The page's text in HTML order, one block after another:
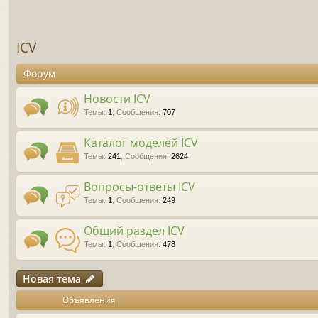
ICV
Форум
Новости ICV
Темы: 1 Сообщения: 707
Каталог моделей ICV
Темы: 241 Сообщения: 2624
Вопросы-ответы ICV
Темы: 1 Сообщения: 249
Общий раздел ICV
Темы: 1 Сообщения: 478
Новая тема
Объявления